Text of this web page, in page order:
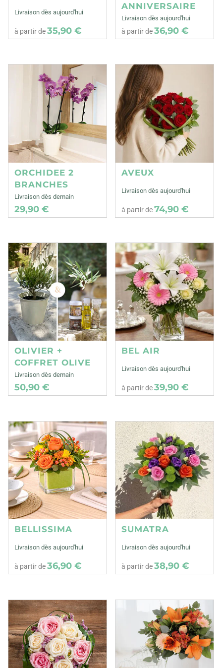
Livraison dès aujourd'hui
à partir de35,90 €
ANNIVERSAIRE
Livraison dès aujourd'hui
à partir de36,90 €
ORCHIDEE 2
BRANCHES
Livraison dès demain
29,90 €
AVEUX
Livraison dès aujourd'hui
à partir de74,90 €
OLIVIER +
COFFRET OLIVE
Livraison dès demain
50,90 €
BEL AIR
Livraison dès aujourd'hui
à partir de39,90 €
BELLISSIMA
Livraison dès aujourd'hui
à partir de36,90 €
SUMATRA
Livraison dès aujourd'hui
à partir de38,90 €